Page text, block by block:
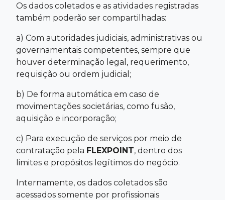
Os dados coletados e as atividades registradas
também poderão ser compartilhadas:
a) Com autoridades judiciais, administrativas ou
governamentais competentes, sempre que
houver determinação legal, requerimento,
requisição ou ordem judicial;
b) De forma automática em caso de
movimentações societárias, como fusão,
aquisição e incorporação;
c) Para execução de serviços por meio de
contratação pela FLEXPOINT, dentro dos
limites e propósitos legítimos do negócio.
Internamente, os dados coletados são
acessados somente por profissionais